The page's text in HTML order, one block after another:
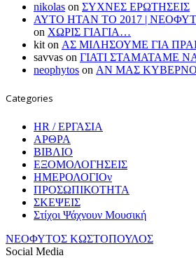
nikolas on ΣΥΧΝΕΣ ΕΡΩΤΗΣΕΙΣ
ΑΥΤΟ ΗΤΑΝ ΤΟ 2017 |
on ΧΩΡΙΣ ΓΙΑΓΙΑ…
kit on ΑΣ ΜΙΛΗΣΟΥΜΕ ΓΙΑ
savvas on ΓΙΑΤΙ ΣΤΑΜΑΤΑΜΕ
neophytos on ΑΝ ΜΑΣ
Categories
HR / ΕΡΓΑΣΙΑ
ΑΡΘΡΑ
ΒΙΒΛΙΟ
ΕΞΟΜΟΛΟΓΗΣΕΙΣ
ΗΜΕΡΟΛΟΓΙΟν
ΠΡΟΣΩΠΙΚΟΤΗΤΑ
ΣΚΕΨΕΙΣ
Στίχοι Ψάχνουν Μουσική
ΝΕΟΦΥΤΟΣ ΚΩΣΤΟΠΟΥΛΟΣ
Social Media